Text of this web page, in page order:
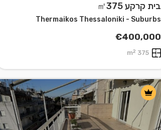
בית קרקע ㎡375
Thermaikos Thessaloniki - Suburbs
€400,000
375 m
2